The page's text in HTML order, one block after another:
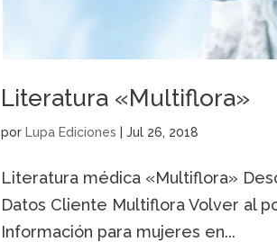
Literatura «Multiflora»
por Lupa Ediciones |Jul 26, 2018
Literatura médica «Multiflora»
Datos Cliente Multiflora Volver al
Información para mujeres en...